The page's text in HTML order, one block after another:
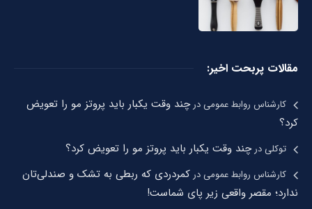
مقالات پربحت اخیر:
کارشناس روابط عمومیدرچند وقت یکبار باید پروتز مو را تعویض
کرد؟
توکلیدرچند وقت یکبار باید پروتز مو را تعویض کرد؟
کارشناس روابط عمومیدر کمردردی که ربطی به تشک و صندلی‌تان
ندارد؛ مقصر واقعی زیر پای شماست!